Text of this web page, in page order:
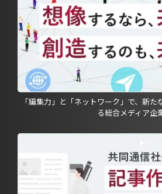
「編集力」と「ネットワーク」で、新
る総合メディア企